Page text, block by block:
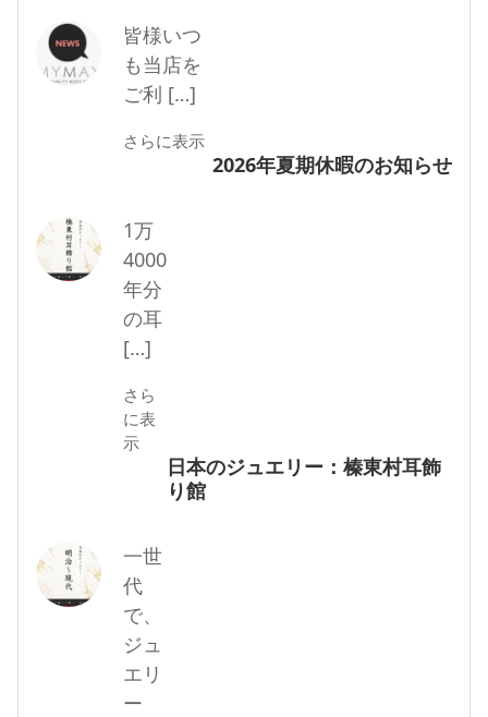
2026年夏期休暇のお知らせ
皆様いつ
も当店を
ご利 […]
さらに表示
日本のジュエリー：榛東村耳飾
り館
1万
4000
年分
の耳
[…]
さら
に表
示
一世
代
で、
ジュ
エリ
ー